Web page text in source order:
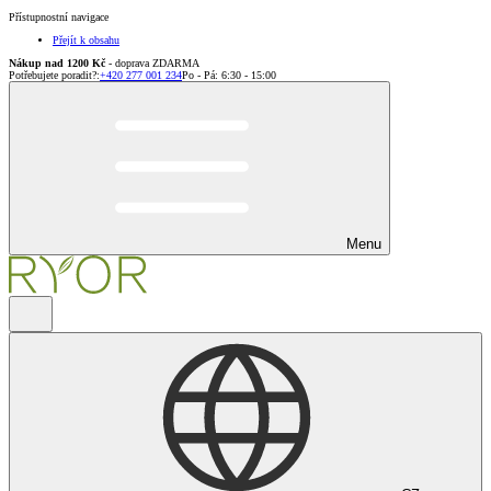
Přístupnostní navigace
Přejít k obsahu
Nákup nad 1200 Kč - doprava ZDARMA
Potřebujete poradit?:+420 277 001 234Po - Pá: 6:30 - 15:00
Menu